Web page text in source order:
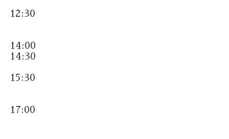
12:30
14:00
14:30
15:30
17:00